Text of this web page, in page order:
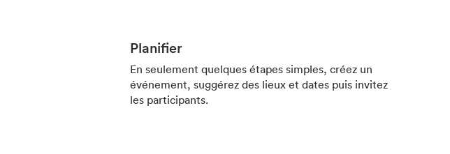
Planifier
En seulement quelques étapes simples, créez un
événement, suggérez des lieux et dates puis invitez
les participants.